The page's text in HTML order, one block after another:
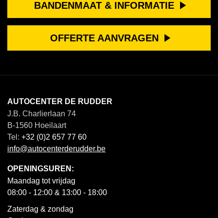
BANDENMAAT & INFORMATIE
OFFERTE AANVRAGEN
AUTOCENTER DE RUDDER
J.B. Charlierlaan 74
B-1560 Hoeilaart
Tel: +32 (0)2 657 77 60
info@autocenterderudder.be
OPENINGSUREN:
Maandag tot vrijdag
08:00 - 12:00 & 13:00 - 18:00
Zaterdag & zondag